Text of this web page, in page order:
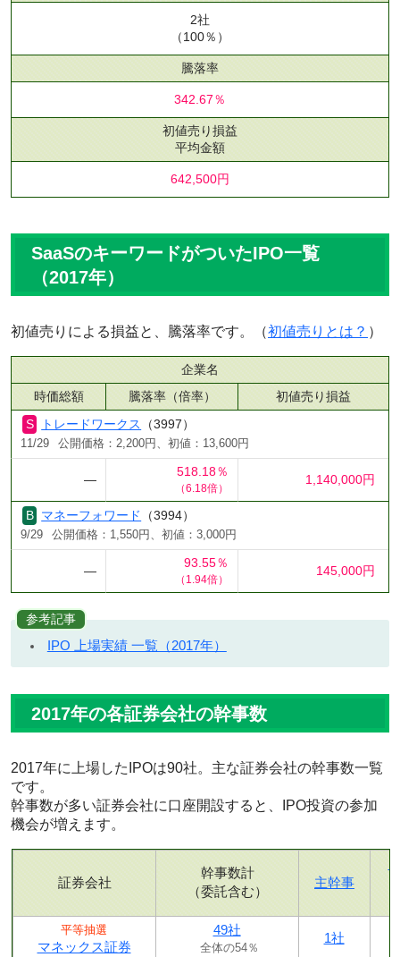
2社
（100％）
騰落率
342.67％
初値売り損益
平均金額
642,500円
SaaSのキーワードがついたIPO一覧
（2017年）
初値売りによる損益と、騰落率です。（初値売りとは？ ）
企業名
時価総額
騰落率（倍率）
初値売り損益
トレードワークス
（3997）
11/29 公開価格：2,200円、初値：13,600円
―
518.18％
（6.18倍）
1,140,000円
マネーフォワード （3994）
9/29 公開価格：1,550円、初値：3,000円
―
93.55％
（1.94倍）
145,000円
参考記事
IPO 上場実績 一覧（2017年）
2017年の各証券会社の幹事数
2017年に上場したIPOは90社。主な証券会社の幹事数一覧
です。
幹事数が多い証券会社に口座開設すると、IPO投資の参加
機会が増えます。
証券会社
幹事数計
（委託含む）
主幹事
平等抽選
マネックス証券
49社
全体の54％
1社